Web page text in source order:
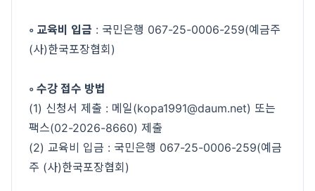
◦ 교육비 입금 : 국민은행 067-25-0006-259(예금주
(사)한국포장협회)
◦ 수강 접수 방법
(1) 신청서 제출 : 메일(kopa1991@daum.net) 또는
팩스(02-2026-8660) 제출
(2) 교육비 입금 : 국민은행 067-25-0006-259(예금
주 (사)한국포장협회)